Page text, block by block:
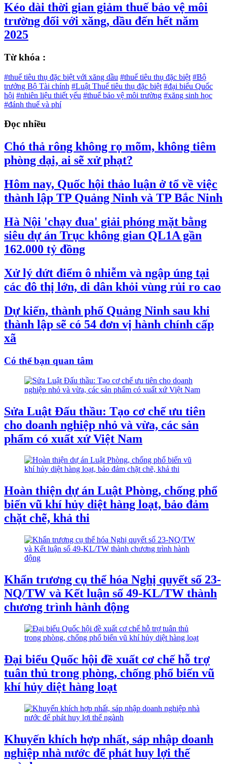
Kéo dài thời gian giảm thuế bảo vệ môi
trường đối với xăng, dầu đến hết năm
2025
Từ khóa :
#thuế tiêu thụ đặc biệt với xăng dầu #thuế tiêu thụ đặc biệt #Bộ
trưởng Bộ Tài chính #Luật Thuế tiêu thụ đặc biệt #đại biểu Quốc
hội #nhiên liệu thiết yếu #thuế bảo vệ môi trường #xăng sinh học
#đánh thuế và phí
Đọc nhiều
Chó thả rông không rọ mõm, không tiêm
phòng dại, ai sẽ xử phạt?
Hôm nay, Quốc hội thảo luận ở tổ về việc
thành lập TP Quảng Ninh và TP Bắc Ninh
Hà Nội 'chạy đua' giải phóng mặt bằng
siêu dự án Trục không gian QL1A gần
162.000 tỷ đồng
Xử lý dứt điểm ô nhiễm và ngập úng tại
các đô thị lớn, di dân khỏi vùng rủi ro cao
Dự kiến, thành phố Quảng Ninh sau khi
thành lập sẽ có 54 đơn vị hành chính cấp
xã
Có thể bạn quan tâm
Sửa Luật Đấu thầu: Tạo cơ chế ưu tiên
cho doanh nghiệp nhỏ và vừa, các sản
phẩm có xuất xứ Việt Nam
Hoàn thiện dự án Luật Phòng, chống phổ
biến vũ khí hủy diệt hàng loạt, bảo đảm
chặt chẽ, khả thi
Khẩn trương cụ thể hóa Nghị quyết số 23-
NQ/TW và Kết luận số 49-KL/TW thành
chương trình hành động
Đại biểu Quốc hội đề xuất cơ chế hỗ trợ
tuân thủ trong phòng, chống phổ biến vũ
khí hủy diệt hàng loạt
Khuyến khích hợp nhất, sáp nhập doanh
nghiệp nhà nước để phát huy lợi thế